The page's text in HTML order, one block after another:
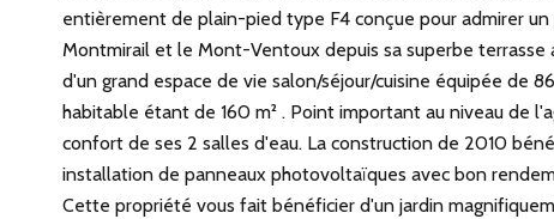
entièrement de plain-pied type F4 conçue pour admirer
Montmirail et le Mont-Ventoux depuis sa superbe
d'un grand espace de vie salon/séjour/cuisine équipée de
habitable étant de 160 m² . Point important au niveau de
confort de ses 2 salles d'eau. La construction de 2010
installation de panneaux photovoltaïques avec bon
Cette propriété vous fait bénéficier d'un jardin